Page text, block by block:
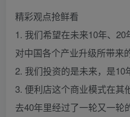
精彩观点抢鲜看
1. 我们希望在未来10年、
对中国各个产业升级所带来
2. 我们投资的是未来，是10
3. 便利店这个商业模式在其
去40年里经过了一轮又一轮